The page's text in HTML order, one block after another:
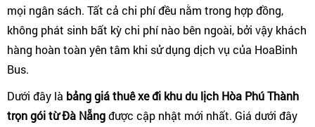
mọi ngân sách. Tất cả chi phí đều nằm trong hợp đồng,
không phát sinh bất kỳ chi phí nào bên ngoài, bởi vậy khách
hàng hoàn toàn yên tâm khi sử dụng dịch vụ của HoaBinh
Bus.
Dưới đây là bảng giá thuê xe đi khu du lịch Hòa Phú Thành
trọn gói từ Đà Nẵngđược cập nhật mới nhất. Giá dưới đây